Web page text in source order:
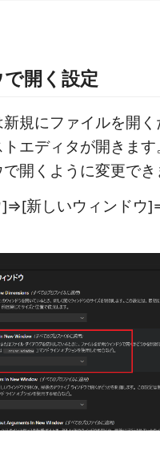
開く設定
規にファイルを開
エディタが開きま
開くように変更で
新しいウィンドウ